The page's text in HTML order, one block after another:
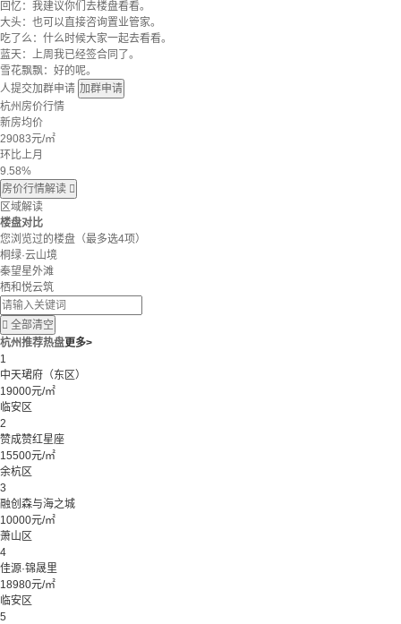
回忆：我建议你们去楼盘看看。
大头：也可以直接咨询置业管家。
吃了么：什么时候大家一起去看看。
蓝天：上周我已经签合同了。
雪花飘飘：好的呢。
人提交加群申请 加群申请
杭州房价行情
新房均价
29083元/㎡
环比上月
9.58%
房价行情解读 
区域解读
楼盘对比
您浏览过的楼盘 （最多选4项）
桐绿·云山境
秦望星外滩
栖和悦云筑
 全部清空
杭州推荐热盘更多>
1
中天珺府（东区）
19000元/㎡
临安区
2
赞成赞红星座
15500元/㎡
余杭区
3
融创森与海之城
10000元/㎡
萧山区
4
佳源·锦晟里
18980元/㎡
临安区
5